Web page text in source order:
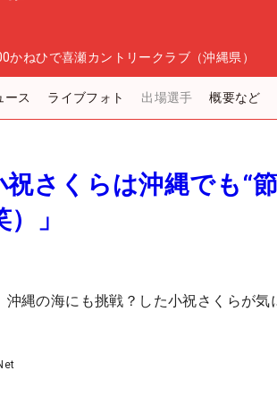
かねひで喜瀬カントリークラブ（沖縄県）
ース ライブフォト 出場選手 概要など
さくらは沖縄でも“節
」
縄の海にも挑戦？した小祝さくらが気